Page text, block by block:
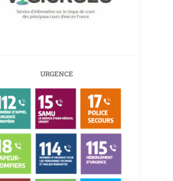
URGENCE